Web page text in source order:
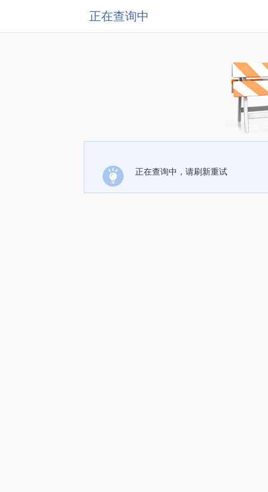
正在查询中
正在查询中，请刷新重试